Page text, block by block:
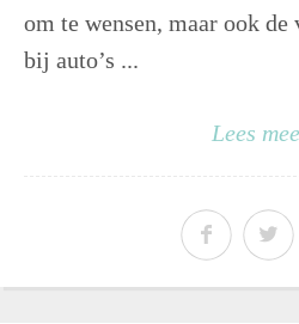
om te wensen, maar ook
bij auto’s ...
Lees